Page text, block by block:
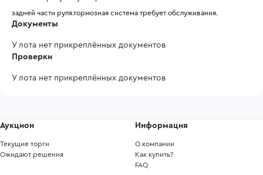
задней части руля.тормозная система требует обслуживания.
Документы
У лота нет прикреплённых документов
Проверки
У лота нет прикреплённых документов
Аукцион
Текущие торги
Ожидают решения
Информация
О компании
Как купить?
FAQ